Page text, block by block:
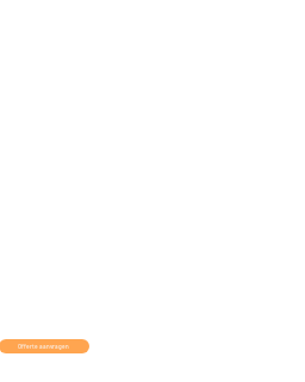
Offerte aanvragen